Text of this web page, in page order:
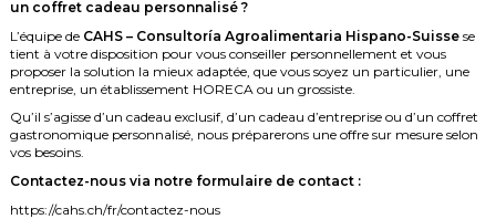
un coffret cadeau personnalisé ?
L’équipe de CAHS – Consultoría Agroalimentaria Hispano-Suisse se
tient à votre disposition pour vous conseiller personnellement et vous
proposer la solution la mieux adaptée, que vous soyez un particulier, une
entreprise, un établissement HORECA ou un grossiste.
Qu’il s’agisse d’un cadeau exclusif, d’un cadeau d’entreprise ou d’un coffret
gastronomique personnalisé, nous préparerons une offre sur mesure selon
vos besoins.
Contactez-nous via notre formulaire de contact :
https://cahs.ch/fr/contactez-nous